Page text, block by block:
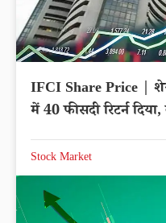
IFCI Share Price |
में 40 फीसदी रिटर्न
Stock Market